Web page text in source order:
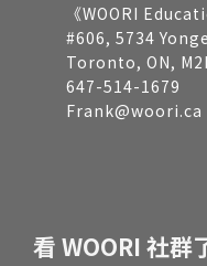
《WOORI
#606, 5734
Toronto, ON,
647-514-1679
Frank@woori.ca
看 WOORI 社群